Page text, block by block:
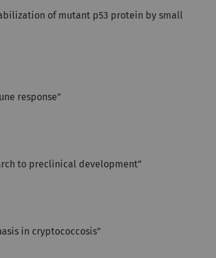
of mutant p53 protein by small
response”
to preclinical development”
in cryptococcosis”